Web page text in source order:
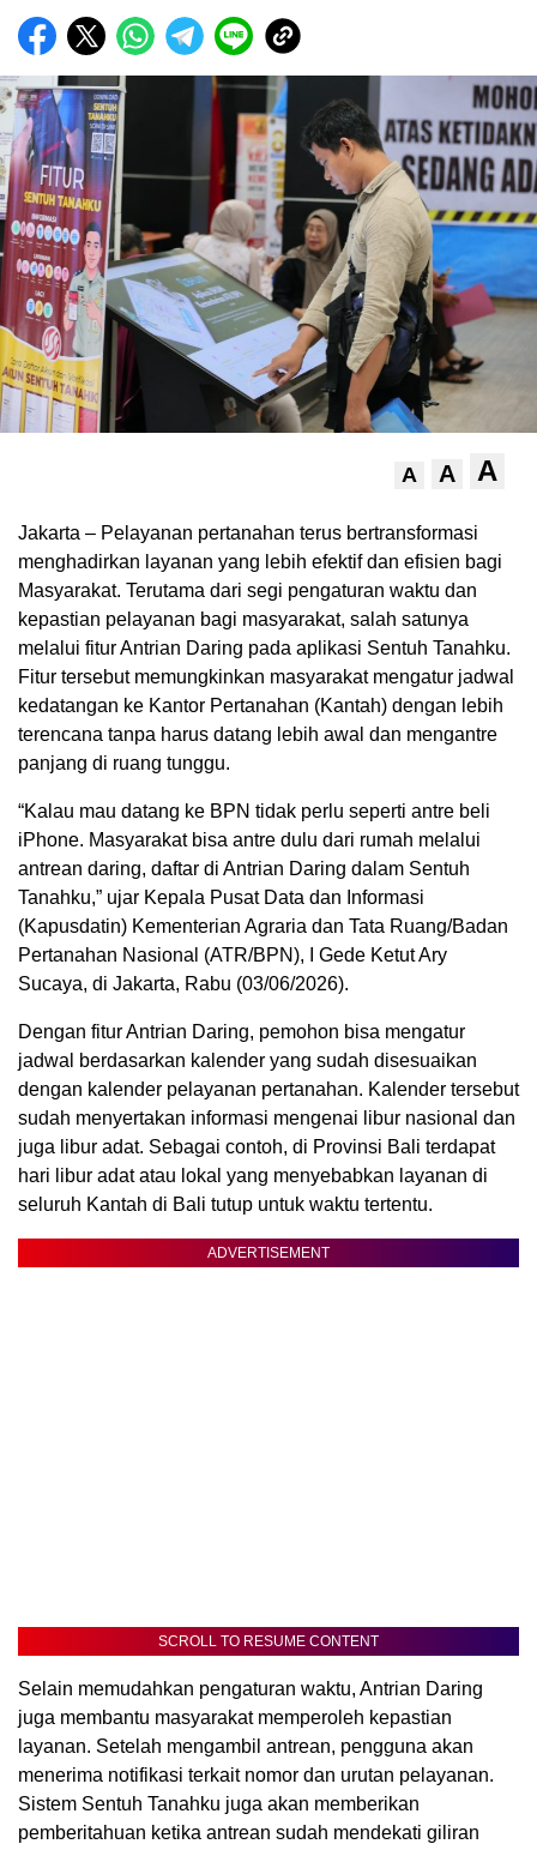
A A A
Jakarta – Pelayanan pertanahan terus bertransformasi
menghadirkan layanan yang lebih efektif dan efisien bagi
Masyarakat. Terutama dari segi pengaturan waktu dan
kepastian pelayanan bagi masyarakat, salah satunya
melalui fitur Antrian Daring pada aplikasi Sentuh Tanahku.
Fitur tersebut memungkinkan masyarakat mengatur jadwal
kedatangan ke Kantor Pertanahan (Kantah) dengan lebih
terencana tanpa harus datang lebih awal dan mengantre
panjang di ruang tunggu.
“Kalau mau datang ke BPN tidak perlu seperti antre beli
iPhone. Masyarakat bisa antre dulu dari rumah melalui
antrean daring, daftar di Antrian Daring dalam Sentuh
Tanahku,” ujar Kepala Pusat Data dan Informasi
(Kapusdatin) Kementerian Agraria dan Tata Ruang/Badan
Pertanahan Nasional (ATR/BPN), I Gede Ketut Ary
Sucaya, di Jakarta, Rabu (03/06/2026).
Dengan fitur Antrian Daring, pemohon bisa mengatur
jadwal berdasarkan kalender yang sudah disesuaikan
dengan kalender pelayanan pertanahan. Kalender tersebut
sudah menyertakan informasi mengenai libur nasional dan
juga libur adat. Sebagai contoh, di Provinsi Bali terdapat
hari libur adat atau lokal yang menyebabkan layanan di
seluruh Kantah di Bali tutup untuk waktu tertentu.
ADVERTISEMENT
SCROLL TO RESUME CONTENT
Selain memudahkan pengaturan waktu, Antrian Daring
juga membantu masyarakat memperoleh kepastian
layanan. Setelah mengambil antrean, pengguna akan
menerima notifikasi terkait nomor dan urutan pelayanan.
Sistem Sentuh Tanahku juga akan memberikan
pemberitahuan ketika antrean sudah mendekati giliran